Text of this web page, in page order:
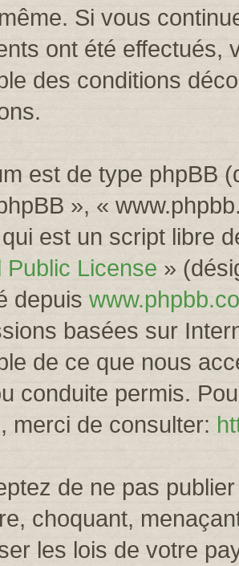
Si vous
ont été effectués,
des conditions
est de type phpBB
», «
est un script libre
Public License »
depuis
basées sur
de ce que nous
conduite permis.
merci de consulter:
de ne pas
choquant,
les lois de votre